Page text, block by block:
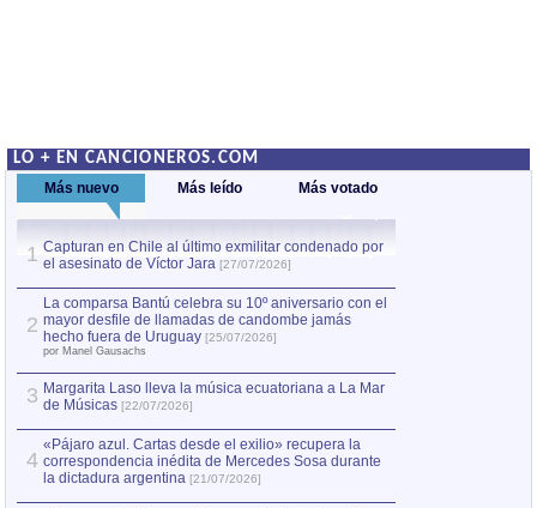
LO + EN CANCIONEROS.COM
Más nuevo Más leído Más votado
1 Capturan en Chile al último exmilitar condenado por
el asesinato de Víctor Jara [27/07/2026]
2
La comparsa Bantú celebra su 10º aniversario con el
mayor desfile de llamadas de candombe jamás
hecho fuera de Uruguay [25/07/2026]
por Manel Gausachs
3 Margarita Laso lleva la música ecuatoriana a La Mar
de Músicas [22/07/2026]
4
«Pájaro azul. Cartas desde el exilio» recupera la
correspondencia inédita de Mercedes Sosa durante
la dictadura argentina [21/07/2026]